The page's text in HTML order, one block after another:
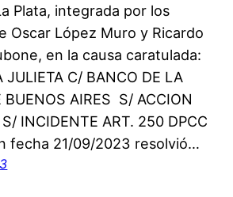
Plata, integrada por los
Oscar López Muro y Ricardo
en la causa caratulada:
JULIETA C/ BANCO DE LA
BUENOS AIRES S/ ACCION
INCIDENTE ART. 250 DPCC
fecha 21/09/2023 resolvió…